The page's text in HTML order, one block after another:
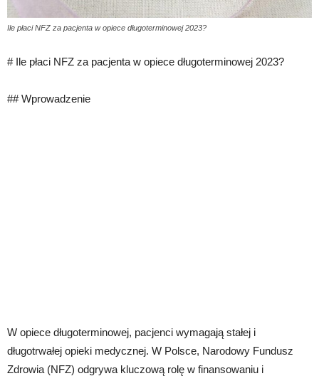
Ile płaci NFZ za pacjenta w opiece długoterminowej 2023?
# Ile płaci NFZ za pacjenta w opiece długoterminowej 2023?
## Wprowadzenie
W opiece długoterminowej, pacjenci wymagają stałej i
długotrwałej opieki medycznej. W Polsce, Narodowy Fundusz
Zdrowia (NFZ) odgrywa kluczową rolę w finansowaniu i